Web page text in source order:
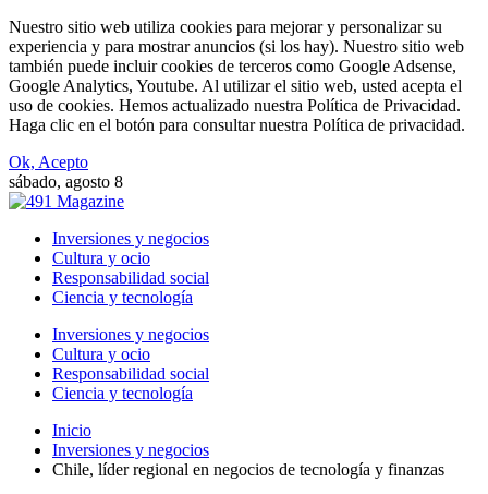
Nuestro sitio web utiliza cookies para mejorar y personalizar su
experiencia y para mostrar anuncios (si los hay). Nuestro sitio web
también puede incluir cookies de terceros como Google Adsense,
Google Analytics, Youtube. Al utilizar el sitio web, usted acepta el
uso de cookies. Hemos actualizado nuestra Política de Privacidad.
Haga clic en el botón para consultar nuestra Política de privacidad.
Ok, Acepto
sábado, agosto 8
Inversiones y negocios
Cultura y ocio
Responsabilidad social
Ciencia y tecnología
Inversiones y negocios
Cultura y ocio
Responsabilidad social
Ciencia y tecnología
Inicio
Inversiones y negocios
Chile, líder regional en negocios de tecnología y finanzas